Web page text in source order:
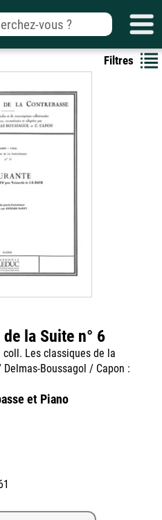
Filtres
la Suite n° 6
Les classiques de la
Boussagol / Capon :
et Piano